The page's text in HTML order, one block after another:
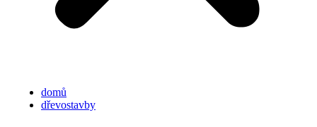
domů
dřevostavby